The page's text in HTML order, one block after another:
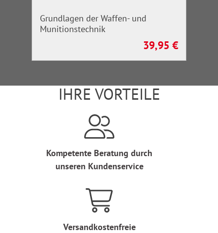
Grundlagen der Waffen- und
Munitionstechnik
Regulärer Preis:
39,95 €
IHRE VORTEILE
Kompetente Beratung durch
unseren Kundenservice
Versandkostenfreie